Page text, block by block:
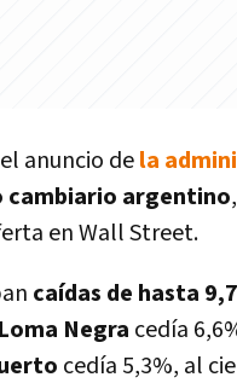
anuncio dela
cambiario argentino
en Wall Street.
caídas de hasta
Loma Negra cedía
cedía 5,3%, al